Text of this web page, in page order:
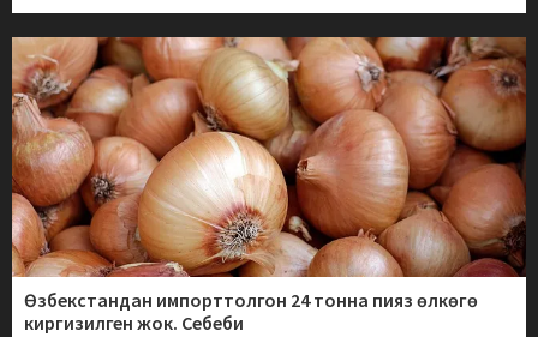
Өзбекстандан импорттолгон 24 тонна пияз өлкөгө
киргизилген жок. Себеби